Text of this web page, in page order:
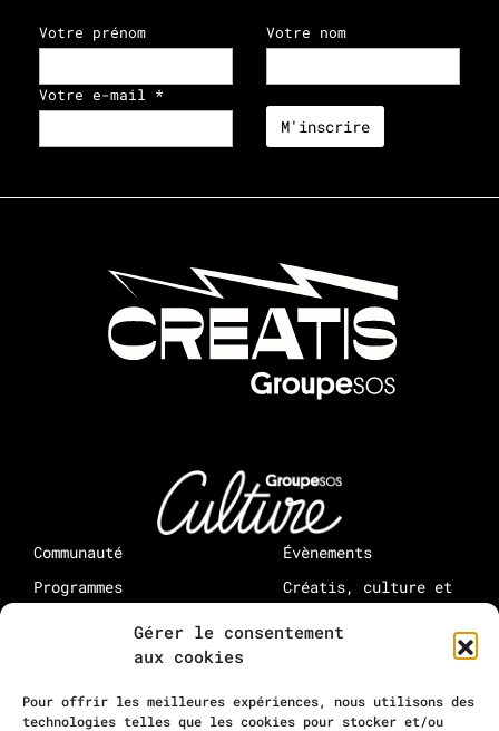
Gérer le consentement
aux cookies
Pour offrir les meilleures expériences, nous utilisons des
technologies telles que les cookies pour stocker et/ou
Votre prénom Votre nom
Votre e-mail *
Communauté
Programmes
Évènements
Créatis, culture et
médias : à propos
Rejoindre la
10-12 rue Maurice Grimaud
75018 Paris